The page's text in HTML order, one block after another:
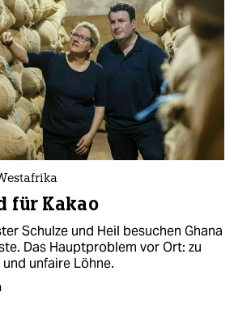
für Kakao
Schulze und Heil besuchen Ghana
Das Hauptproblem vor Ort: zu
unfaire Löhne.